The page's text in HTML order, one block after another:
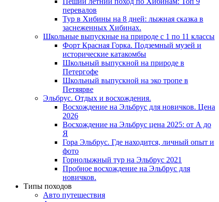
перевалов
Тур в Хибины на 8 дней: лыжная сказка в
заснеженных Хибинах.
Школьные выпускные на природе с 1 по 11 классы
Форт Красная Горка. Подземный музей и
исторические катакомбы
Школьный выпускной на природе в
Петергофе
Школьный выпускной на эко тропе в
Петяярве
Эльбрус. Отдых и восхождения.
Восхождение на Эльбрус для новичков. Цена
2026
Восхождение на Эльбрус цена 2025: от А до
Я
Гора Эльбрус. Где находится, личный опыт и
фото
Горнолыжный тур на Эльбрус 2021
Пробное восхождение на Эльбрус для
новичков.
Типы походов
Авто путешествия